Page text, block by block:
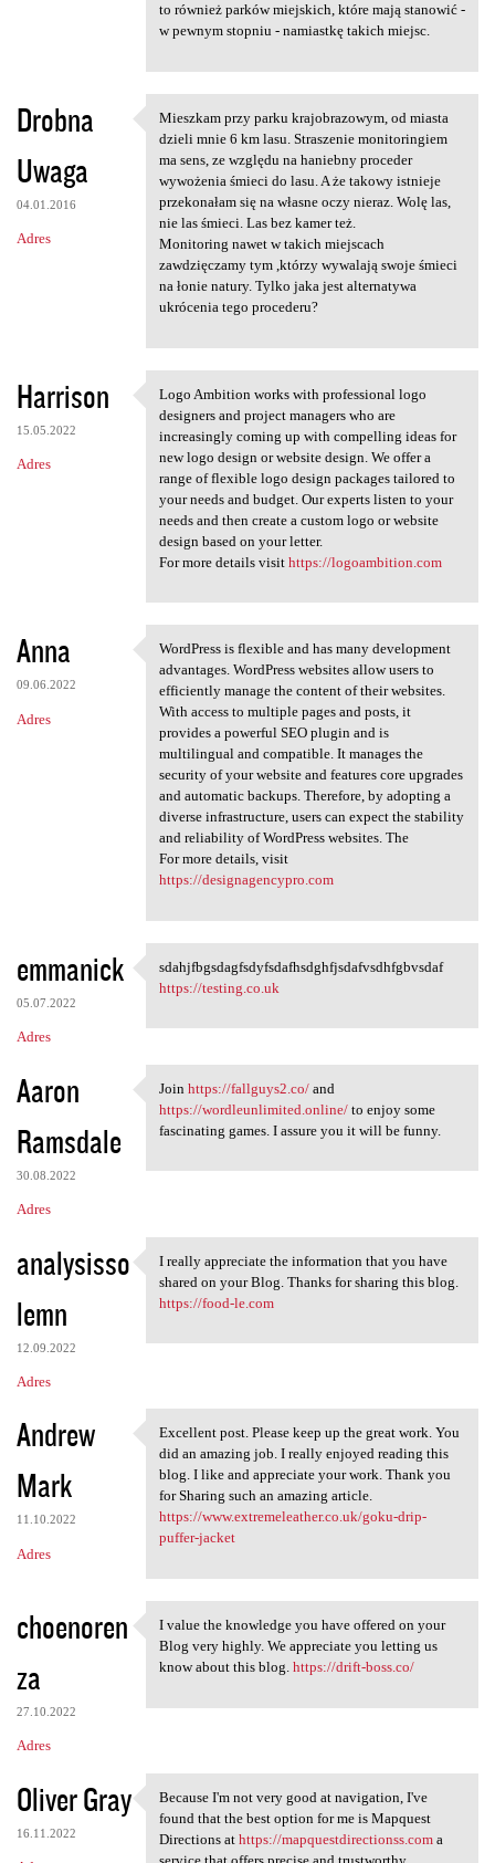
e
to również parków miejskich, które mają stanowić -
w pewnym stopniu - namiastkę takich miejsc.
Drobna
Uwaga
04.01.2016
Adres
Mieszkam przy parku
Mieszkam przy parku krajobrazowym, od miasta
dzieli mnie 6 km lasu. Straszenie monitoringiem
ma sens, ze względu na haniebny proceder
wywożenia śmieci do lasu. A że takowy istnieje
przekonałam się na własne oczy nieraz. Wolę las,
nie las śmieci. Las bez kamer też.
Monitoring nawet w takich miejscach
zawdzięczamy tym ,którzy wywalają swoje śmieci
na łonie natury. Tylko jaka jest alternatywa
ukrócenia tego procederu?
Harrison
15.05.2022
Adres
Logo Ambition works with
Logo Ambition works with professional logo
designers and project managers who are
increasingly coming up with compelling ideas for
new logo design or website design. We offer a
range of flexible logo design packages tailored to
your needs and budget. Our experts listen to your
needs and then create a custom logo or website
design based on your letter.
For more details visit https://logoambition.com
Anna
09.06.2022
Adres
WordPress is flexible and has
WordPress is flexible and has many development
advantages. WordPress websites allow users to
efficiently manage the content of their websites.
With access to multiple pages and posts, it
provides a powerful SEO plugin and is
multilingual and compatible. It manages the
security of your website and features core upgrades
and automatic backups. Therefore, by adopting a
diverse infrastructure, users can expect the stability
and reliability of WordPress websites. The
For more details, visit
https://designagencypro.com
emmanick
05.07.2022
Adres
sdahjfbgsdagfsdyfsdafhsdghfjs
sdahjfbgsdagfsdyfsdafhsdghfjsdafvsdhfgbvsdaf
https://testing.co.uk
Aaron
Ramsdale
30.08.2022
Adres
Join https://fallguys2.co/
Join https://fallguys2.co/and
https://wordleunlimited.online/to enjoy some
fascinating games. I assure you it will be funny.
analysisso
lemn
12.09.2022
Adres
I really appreciate the
I really appreciate the information that you have
shared on your Blog. Thanks for sharing this blog.
https://food-le.com
Andrew
Mark
11.10.2022
Adres
Excellent post. Please keep
Excellent post. Please keep up the great work. You
did an amazing job. I really enjoyed reading this
blog. I like and appreciate your work. Thank you
for Sharing such an amazing article.
https://www.extremeleather.co.uk/goku-drip-
puffer-jacket
choenoren
za
27.10.2022
Adres
I value the knowledge you
I value the knowledge you have offered on your
Blog very highly. We appreciate you letting us
know about this blog. https://drift-boss.co/
Oliver Gray
16.11.2022
Because I'm not very good at
Because I'm not very good at navigation, I've
found that the best option for me is Mapquest
Directions at https://mapquestdirectionss.coma